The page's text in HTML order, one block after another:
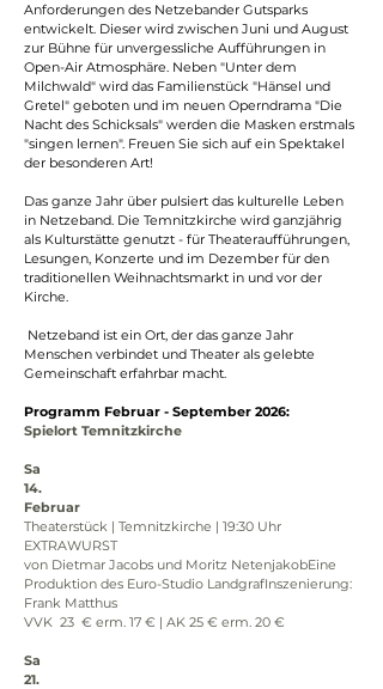
Anforderungen des Netzebander Gutsparks
entwickelt. Dieser wird zwischen Juni und August
zur Bühne für unvergessliche Aufführungen in
Open-Air Atmosphäre. Neben "Unter dem
Milchwald" wird das Familienstück "Hänsel und
Gretel" geboten und im neuen Operndrama "Die
Nacht des Schicksals" werden die Masken erstmals
"singen lernen". Freuen Sie sich auf ein Spektakel
der besonderen Art!
Das ganze Jahr über pulsiert das kulturelle Leben
in Netzeband. Die Temnitzkirche wird ganzjährig
als Kulturstätte genutzt - für Theateraufführungen,
Lesungen, Konzerte und im Dezember für den
traditionellen Weihnachtsmarkt in und vor der
Kirche.
Menschen verbindet und Theater als gelebte
Gemeinschaft erfahrbar macht.
Programm Februar - September 2026:
Spielort Temnitzkirche
Sa
14.
Februar
Theaterstück | Temnitzkirche | 19:30 Uhr
EXTRAWURST
von Dietmar Jacobs und Moritz NetenjakobEine
Produktion des Euro-Studio LandgrafInszenierung:
Frank Matthus
VVK  23  € erm. 17 € | AK 25 € erm. 20 €
Sa
21.